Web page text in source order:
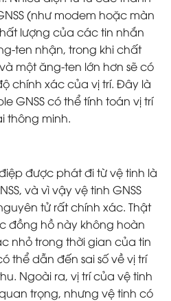
(như modem hoặc màn
lượng của các tin nhắn
ten nhận, trong khi chất
một ăng-ten lớn hơn sẽ có
chính xác của vị trí. Đây là
GNSS có thể tính toán vị trí
thông minh.
được phát đi từ vệ tinh là
và vì vậy vệ tinh GNSS
tử rất chính xác. Thật
đồng hồ này không hoàn
nhỏ trong thời gian của tin
thể dẫn đến sai số về vị trí
Ngoài ra, vị trí của vệ tinh
trọng, nhưng vệ tinh có